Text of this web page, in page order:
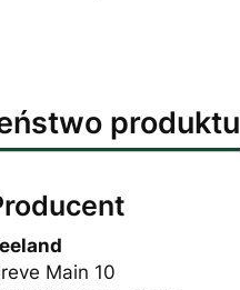
produktu
Main 10